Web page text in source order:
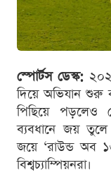
স্পোর্টস ডেস্ক:
দিয়ে অভিযান শুরু
পিছিয়ে পড়লেও
ব্যবধানে জয়
জয়ে ‘রাউন্ড অব
বিশ্বচ্যাম্পিয়নরা।